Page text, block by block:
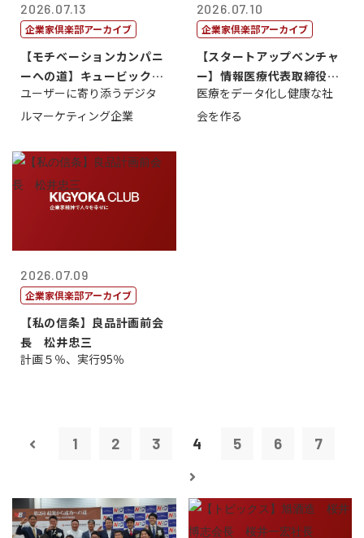
2026.07.13
企業家倶楽部アーカイブ
【モチベーションカンパニ
ーへの道】キュービック代
表取締役CE...
ユーザーに寄り添うデジタ
ルマーケティング企業
2026.07.10
企業家倶楽部アーカイブ
【スタートアップベンチャ
ー】情報医療代表取締役
原 聖吾
医療をデータ化し健康な社
会を作る
2026.07.09
企業家倶楽部アーカイブ
【私の信条】良品計画前会
長 松井忠三
計画５％、実行95％
1 2 3 4 5 6 7